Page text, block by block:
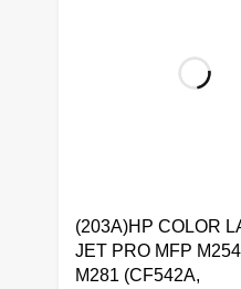
(203A)HP COLOR
JET PRO MFP
M281 (CF542A,